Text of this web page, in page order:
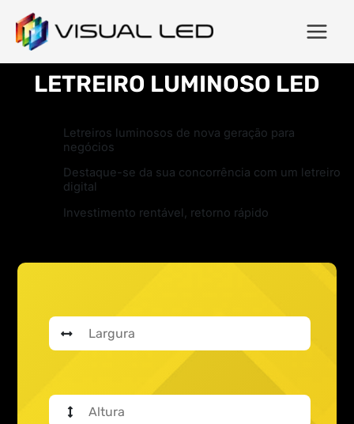
LETREIRO LUMINOSO LED
Letreiros luminosos de nova geração para
negócios
Destaque-se da sua concorrência com um letreiro
digital
Investimento rentável, retorno rápido